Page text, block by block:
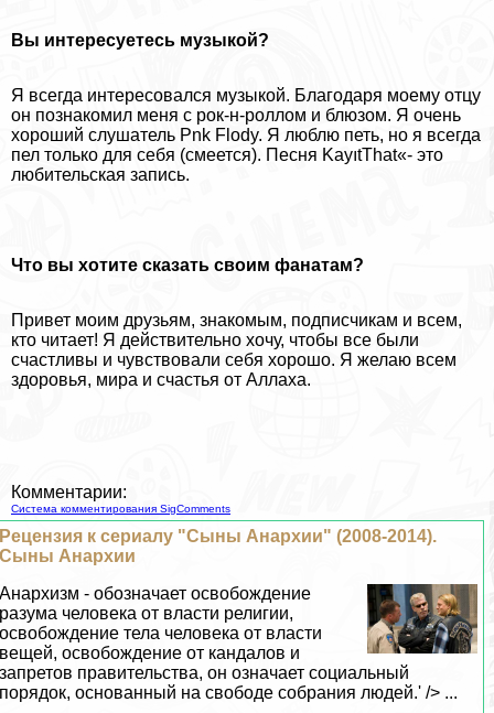
Вы интересуетесь музыкой?
Я всегда интересовался музыкой. Благодаря моему отцу
он познакомил меня с рок-н-роллом и блюзом. Я очень
хороший слушатель Pnk Flody. Я люблю петь, но я всегда
пел только для себя (смеется). Песня KayıtThat«- это
любительская запись.
Что вы хотите сказать своим фанатам?
Привет моим друзьям, знакомым, подписчикам и всем,
кто читает! Я действительно хочу, чтобы все были
счастливы и чувствовали себя хорошо. Я желаю всем
здоровья, мира и счастья от Аллаха.
Комментарии:
Система комментирования SigComments
Рецензия к сериалу "Сыны Анархии" (2008-2014).
Сыны Анархии
Анархизм - обозначает освобождение
разума человека от власти религии,
освобождение тела человека от власти
вещей, освобождение от кандалов и
запретов правительства, он означает социальный
порядок, основанный на свободе собрания людей.' /> ...